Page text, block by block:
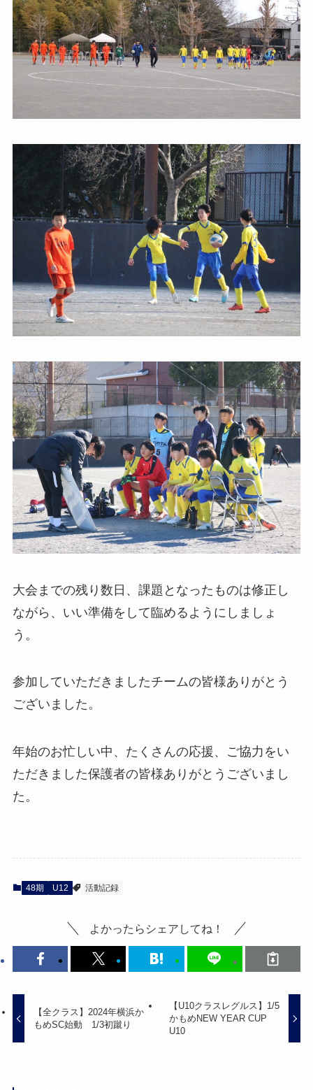
大会までの残り数日、課題となったものは修正し
ながら、いい準備をして臨めるようにしましょ
う。
参加していただきましたチームの皆様ありがとう
ございました。
年始のお忙しい中、たくさんの応援、ご協力をい
ただきました保護者の皆様ありがとうございまし
た。
48期 U12 活動記録
よかったらシェアしてね！
【全クラス】2024年横浜か
もめSC始動 1/3初蹴り
【U10クラスレグルス】1/5
かもめNEW YEAR CUP
U10